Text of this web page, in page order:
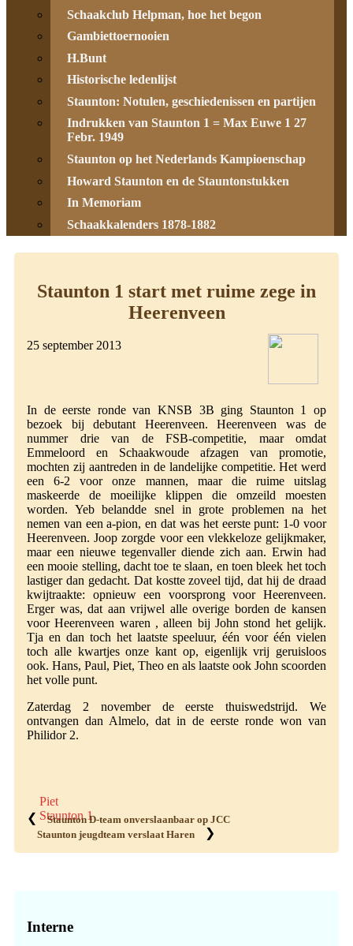
Schaakclub Helpman, hoe het begon
Gambiettoernooien
H.Bunt
Historische ledenlijst
Staunton: Notulen, geschiedenissen en partijen
Indrukken van Staunton 1 = Max Euwe 1 27
Febr. 1949
Staunton op het Nederlands Kampioenschap
Howard Staunton en de Stauntonstukken
In Memoriam
Schaakkalenders 1878-1882
Staunton 1 start met ruime zege in
Heerenveen
25 september 2013
In de eerste ronde van KNSB 3B ging Staunton 1 op
bezoek bij debutant Heerenveen. Heerenveen was de
nummer drie van de FSB-competitie, maar omdat
Emmeloord en Schaakwoude afzagen van promotie,
mochten zij aantreden in de landelijke competitie. Het werd
een 6-2 voor onze mannen, maar die ruime uitslag
maskeerde de moeilijke klippen die omzeild moesten
worden. Yeb belandde snel in grote problemen na het
nemen van een a-pion, en dat was het eerste punt: 1-0 voor
Heerenveen. Joop zorgde voor een vlekkeloze gelijkmaker,
maar een nieuwe tegenvaller diende zich aan. Erwin had
een mooie stelling, dacht toe te slaan, en toen bleek het toch
lastiger dan gedacht. Dat kostte zoveel tijd, dat hij de draad
kwijtraakte: opnieuw een voorsprong voor Heerenveen.
Erger was, dat aan vrijwel alle overige borden de kansen
voor Heerenveen waren , alleen bij John stond het gelijk.
Tja en dan toch het laatste speeluur, één voor één vielen
toch alle kwartjes onze kant op, eigenlijk vrij geruisloos
ook. Hans, Paul, Piet, Theo en als laatste ook John scoorden
het volle punt.
Zaterdag 2 november de eerste thuiswedstrijd. We
ontvangen dan Almelo, dat in de eerste ronde won van
Philidor 2.
Piet
Staunton 1
❮
Staunton D-team onverslaanbaar op JCC
Staunton jeugdteam verslaat Haren
❯
Sidebar
Interne